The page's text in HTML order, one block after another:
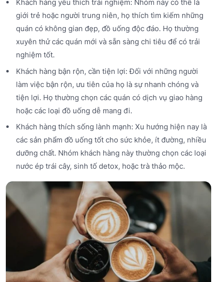
Khách hàng yêu thích trải nghiệm: Nhóm này có thể là
giới trẻ hoặc người trung niên, họ thích tìm kiếm những
quán có không gian đẹp, đồ uống độc đáo. Họ thường
xuyên thử các quán mới và sẵn sàng chi tiêu để có trải
nghiệm tốt.
Khách hàng bận rộn, cần tiện lợi: Đối với những người
làm việc bận rộn, ưu tiên của họ là sự nhanh chóng và
tiện lợi. Họ thường chọn các quán có dịch vụ giao hàng
hoặc các loại đồ uống dễ mang đi.
Khách hàng thích sống lành mạnh: Xu hướng hiện nay là
các sản phẩm đồ uống tốt cho sức khỏe, ít đường, nhiều
dưỡng chất. Nhóm khách hàng này thường chọn các loại
nước ép trái cây, sinh tố detox, hoặc trà thảo mộc.